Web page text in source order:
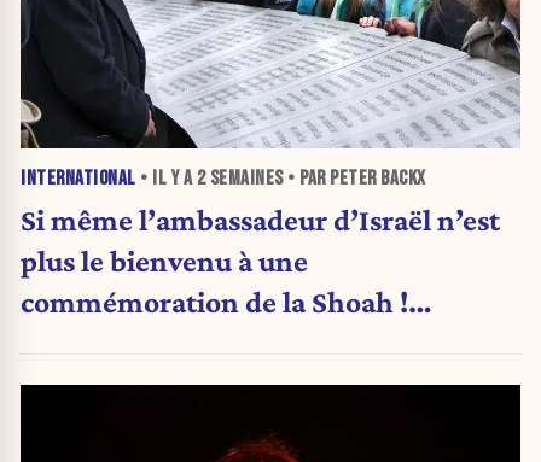
INTERNATIONAL • IL Y A 2 SEMAINES• PAR PETER BACKX
Si même l’ambassadeur d’Israël n’est
plus le bienvenu à une
commémoration de la Shoah !